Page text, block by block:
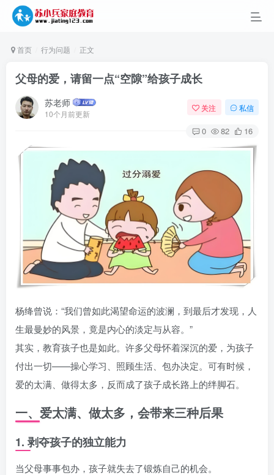
首页 行为问题 正文
父母的爱，请留一点“空隙”给孩子成长
苏老师
10个月前更新
关注 私信
0 82 16
杨绛曾说：“我们曾如此渴望命运的波澜，到最后才发现，人
生最曼妙的风景，竟是内心的淡定与从容。”
其实，教育孩子也是如此。许多父母怀着深沉的爱，为孩子
付出一切——操心学习、照顾生活、包办决定。可有时候，
爱的太满、做得太多，反而成了孩子成长路上的绊脚石。
一、爱太满、做太多，会带来三种后果
1. 剥夺孩子的独立能力
当父母事事包办，孩子就失去了锻炼自己的机会。